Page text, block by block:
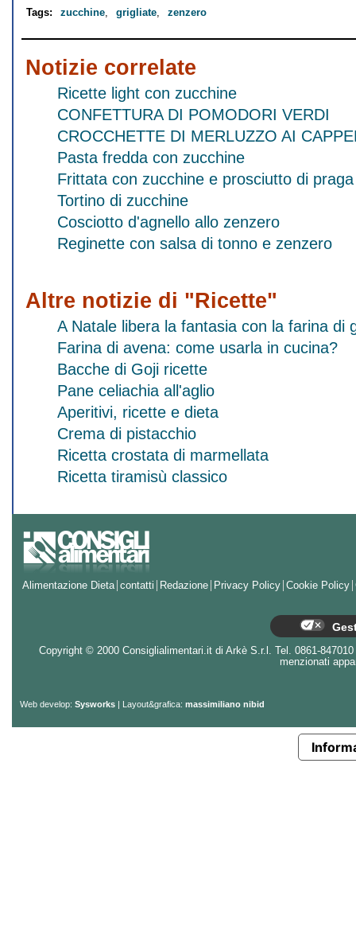
Tags: zucchine, grigliate, zenzero
Notizie correlate
Ricette light con zucchine
CONFETTURA DI POMODORI VERDI
CROCCHETTE DI MERLUZZO AI
Pasta fredda con zucchine
Frittata con zucchine e prosciutto di praga
Tortino di zucchine
Cosciotto d'agnello allo zenzero
Reginette con salsa di tonno e zenzero
Altre notizie di "Ricette"
A Natale libera la fantasia con la farina di
Farina di avena: come usarla in cucina?
Bacche di Goji ricette
Pane celiachia all'aglio
Aperitivi, ricette e dieta
Crema di pistacchio
Ricetta crostata di marmellata
Ricetta tiramisù classico
Alimentazione Dieta contatti Redazione Privacy Policy Cookie Policy
Copyright © 2000 Consiglialimentari.it di Arkè S.r.l. Tel. 0861-
menzionati
Web develop: Sysworks | Layout&grafica: massimiliano nibid